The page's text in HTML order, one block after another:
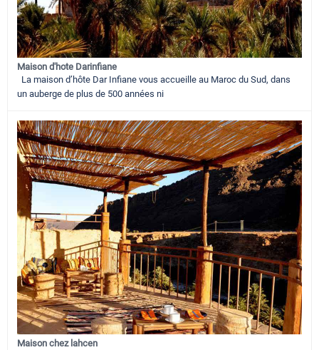
Maison d'hote Darinfiane
La maison d’hôte Dar Infiane vous accueille au Maroc du Sud, dans
un auberge de plus de 500 années ni
Maison chez lahcen